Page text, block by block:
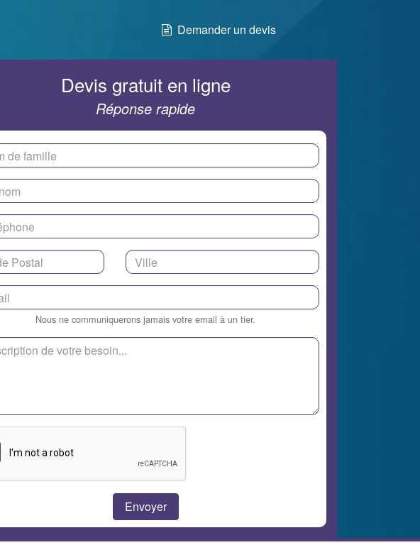
Demander un devis
Devis gratuit en ligne
Réponse rapide
Nous ne communiquerons jamais votre email à un tier.